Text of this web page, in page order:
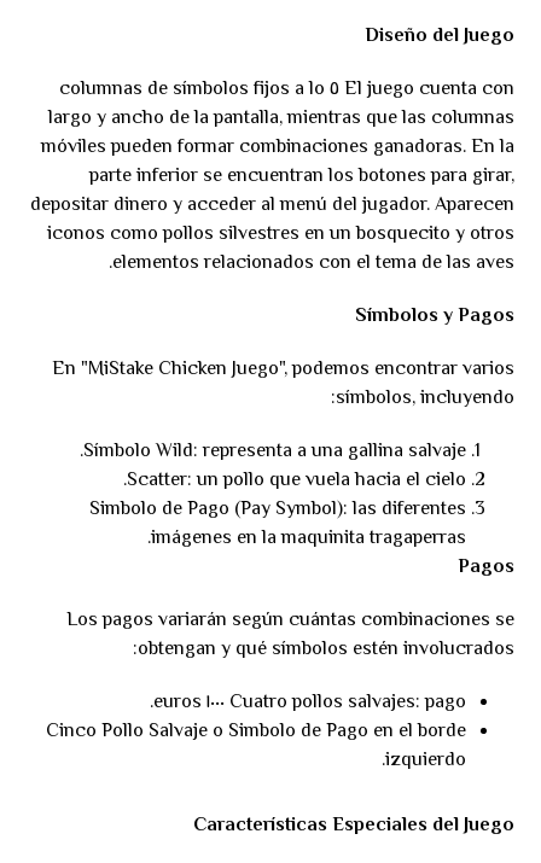
Diseño del Juego
El juego cuenta con ٥ columnas de símbolos fijos a lo
largo y ancho de la pantalla, mientras que las columnas
móviles pueden formar combinaciones ganadoras. En la
parte inferior se encuentran los botones para girar,
depositar dinero y acceder al menú del jugador. Aparecen
iconos como pollos silvestres en un bosquecito y otros
elementos relacionados con el tema de las aves.
Símbolos y Pagos
En "MiStake Chicken Juego", podemos encontrar varios
símbolos, incluyendo:
Símbolo Wild: representa a una gallina salvaje.
Scatter: un pollo que vuela hacia el cielo.
Simbolo de Pago (Pay Symbol): las diferentes
imágenes en la maquinita tragaperras.
Pagos
Los pagos variarán según cuántas combinaciones se
obtengan y qué símbolos estén involucrados:
Cuatro pollos salvajes: pago ١٠٠٠ euros.
Cinco Pollo Salvaje o Simbolo de Pago en el borde
izquierdo.
Características Especiales del Juego